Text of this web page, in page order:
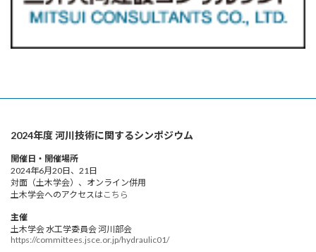
2024年度 河川技術に関するシンポジウム
開催日・開催場所
2024年6月20日、21日
対面（土木学会）、オンライン併用
土木学会へのアクセスはこちら
主催
土木学会 水工学委員会 河川部会
https://committees.jsce.or.jp/hydraulic01/